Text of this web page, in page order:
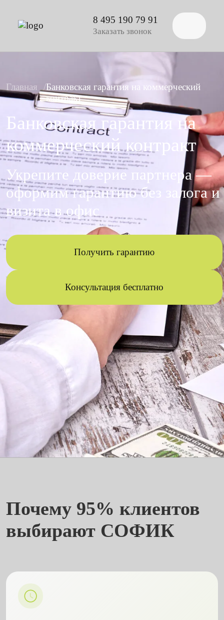
8 495 190 79 91
Заказать звонок
Главная
Банковская гарантия на коммерческий
контракт
Банковская гарантия на
коммерческий контракт
Укрепите доверие партнера —
оформим гарантию без залога и
визита в офис
Получить гарантию
Консультация бесплатно
Почему 95% клиентов
выбирают СОФИК